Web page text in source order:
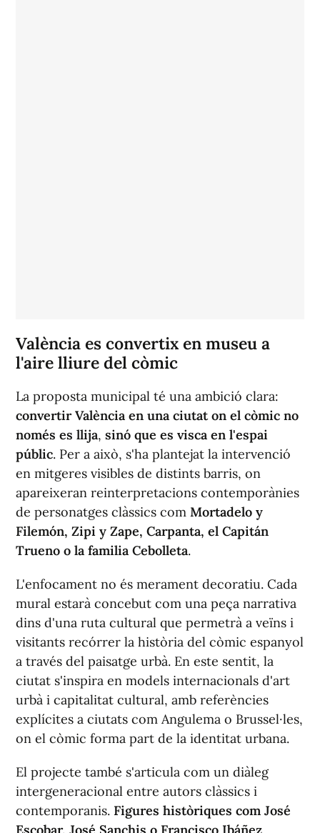
València es convertix en museu a
l'aire lliure del còmic
La proposta municipal té una ambició clara:
convertir València en una ciutat on el còmic no
només es llija, sinó que es visca en l'espai
públic. Per a això, s'ha plantejat la intervenció
en mitgeres visibles de distints barris, on
apareixeran reinterpretacions contemporànies
de personatges clàssics com Mortadelo y
Filemón, Zipi y Zape, Carpanta, el Capitán
Trueno o la familia Cebolleta.
L'enfocament no és merament decoratiu. Cada
mural estarà concebut com una peça narrativa
dins d'una ruta cultural que permetrà a veïns i
visitants recórrer la història del còmic espanyol
a través del paisatge urbà. En este sentit, la
ciutat s'inspira en models internacionals d'art
urbà i capitalitat cultural, amb referències
explícites a ciutats com Angulema o Brussel·les,
on el còmic forma part de la identitat urbana.
El projecte també s'articula com un diàleg
intergeneracional entre autors clàssics i
contemporanis. Figures històriques com José